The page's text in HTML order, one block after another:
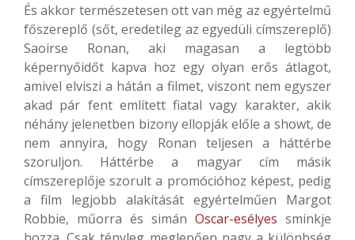
És akkor természetesen ott van még az egyértelmű
főszereplő (sőt, eredetileg az egyedüli címszereplő)
Saoirse Ronan, aki magasan a legtöbb
képernyőidőt kapva hoz egy olyan erős átlagot,
amivel elviszi a hátán a filmet, viszont nem egyszer
akad pár fent említett fiatal vagy karakter, akik
néhány jelenetben bizony ellopják előle a showt, de
nem annyira, hogy Ronan teljesen a háttérbe
szoruljon. Háttérbe a magyar cím másik
címszereplője szorult a promócióhoz képest, pedig
a film legjobb alakítását egyértelműen Margot
Robbie, műorra és simán Oscar-esélyes sminkje